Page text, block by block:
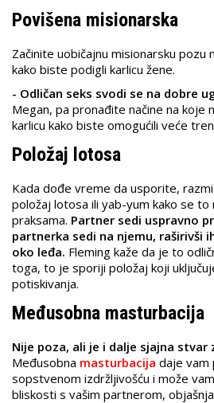
Povišena misionarska
Začinite uobičajnu misionarsku pozu
kako biste podigli karlicu žene.
- Odličan seks svodi se na dobre
Megan, pa pronađite načine na koje
karlicu kako biste omogućili veće
Položaj lotosa
Kada dođe vreme da usporite,
položaj lotosa ili yab-yum kako se to
praksama. Partner sedi uspravno
partnerka sedi na njemu, raširivši
oko leđa. Fleming kaže da je to
toga, to je sporiji položaj koji
potiskivanja.
Međusobna masturbacija
Nije poza, ali je i dalje sjajna stvar
Međusobna masturbacija daje vam
sopstvenom izdržljivošću i može
bliskosti s vašim partnerom,